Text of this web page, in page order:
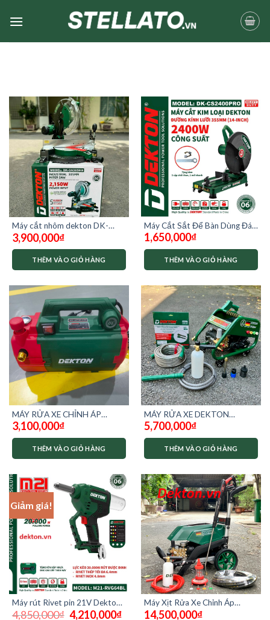
Máy cắt nhôm dekton DK-
CN305HD dây curoa
3,900,000₫
THÊM VÀO GIỎ HÀNG
Máy Cắt Sắt Để Bàn Dùng Đá
355MM Dekton DK-
CS2400pro
1,650,000₫
THÊM VÀO GIỎ HÀNG
MÁY RỬA XE CHỈNH ÁP
DEKTON DK-CWR3001PLUS
3,100,000₫
THÊM VÀO GIỎ HÀNG
MÁY RỬA XE DEKTON
2350W CHỈNH ÁP DK-
HPW2350
5,700,000₫
THÊM VÀO GIỎ HÀNG
Giảm giá!
Máy rút Rivet pin 21V Dekton
M21-RVG64BL ( chưa có pin
4,850,000₫
Giá
4,210,000₫Giá
Máy Xịt Rửa Xe Chỉnh Áp
Dekton DK-HPW3500 –
14,500,000₫